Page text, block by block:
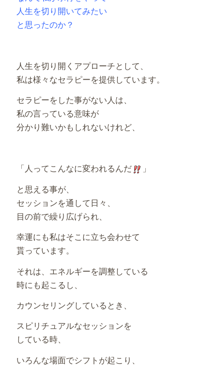
人生を切り開いてみたい
と思ったのか？
人生を切り開くアプローチとして、
私は様々なセラピーを提供しています。
セラピーをした事がない人は、
私の言っている意味が
分かり難いかもしれないけれど、
「人ってこんなに変われるんだ
」
と思える事が、
セッションを通して日々、
目の前で繰り広げられ、
幸運にも私はそこに立ち会わせて
貰っています。
それは、エネルギーを調整している
時にも起こるし、
カウンセリングしているとき、
スピリチュアルなセッションを
している時、
いろんな場面でシフトが起こり、